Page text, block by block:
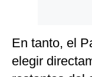
En tanto, el
elegir